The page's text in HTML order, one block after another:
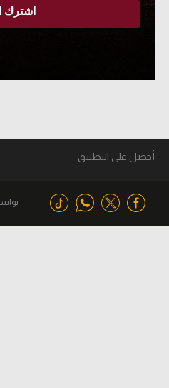
أحصل على التطبيق